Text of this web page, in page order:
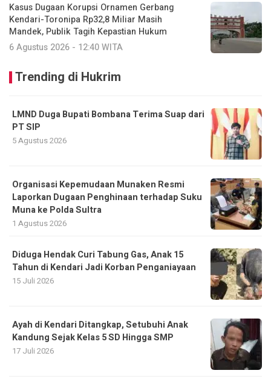
Kasus Dugaan Korupsi Ornamen Gerbang
Kendari-Toronipa Rp32,8 Miliar Masih
Mandek, Publik Tagih Kepastian Hukum
6 Agustus 2026 - 12:40 WITA
Trending di Hukrim
LMND Duga Bupati Bombana Terima Suap dari
PT SIP
5 Agustus 2026
Organisasi Kepemudaan Munaken Resmi
Laporkan Dugaan Penghinaan terhadap Suku
Muna ke Polda Sultra
1 Agustus 2026
Diduga Hendak Curi Tabung Gas, Anak 15
Tahun di Kendari Jadi Korban Penganiayaan
15 Juli 2026
Ayah di Kendari Ditangkap, Setubuhi Anak
Kandung Sejak Kelas 5 SD Hingga SMP
17 Juli 2026